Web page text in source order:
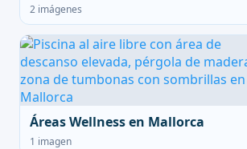
2 imágenes
Áreas Wellness en Mallorca
1 imagen